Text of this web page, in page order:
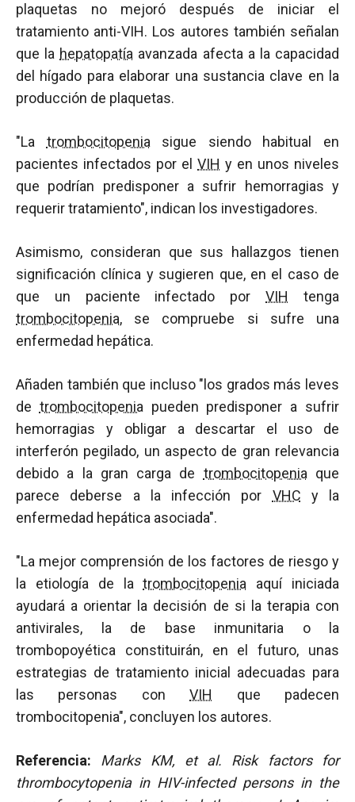
plaquetas no mejoró después de iniciar el
tratamiento anti-VIH. Los autores también señalan
que la hepatopatía avanzada afecta a la capacidad
del hígado para elaborar una sustancia clave en la
producción de plaquetas.
"La trombocitopenia sigue siendo habitual en
pacientes infectados por el VIH y en unos niveles
que podrían predisponer a sufrir hemorragias y
requerir tratamiento", indican los investigadores.
Asimismo, consideran que sus hallazgos tienen
significación clínica y sugieren que, en el caso de
que un paciente infectado porVIH
tenga
trombocitopenia, se compruebe si sufre una
enfermedad hepática.
Añaden también que incluso "los grados más leves
de trombocitopenia pueden predisponer a sufrir
hemorragias y obligar a descartar el uso de
interferón pegilado, un aspecto de gran relevancia
debido a la gran carga de trombocitopenia que
parece deberse a la infección por VHC y la
enfermedad hepática asociada".
"La mejor comprensión de los factores de riesgo y
la etiología de latrombocitopenia aquí iniciada
ayudará a orientar la decisión de si la terapia con
antivirales, la de base inmunitaria o la
trombopoyética constituirán, en el futuro, unas
estrategias de tratamiento inicial adecuadas para
las personas conVIH
que padecen
trombocitopenia", concluyen los autores.
Referencia: Marks KM, et al. Risk factors for
thrombocytopenia in HIV-infected persons in the